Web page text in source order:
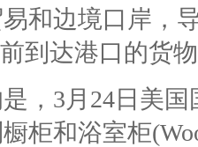
和边境口岸，
到达港口的货
，3月24日美
柜和浴室柜